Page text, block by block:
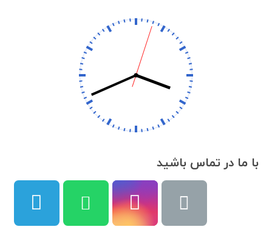
با ما در تماس باشید